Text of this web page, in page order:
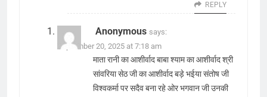
REPLY
Anonymous says:
September 20, 2025 at 7:18 am
माता रानी का आशीर्वाद बाबा श्याम का आशीर्वाद श्री
सांवरिया सेठ जी का आशीर्वाद बड़े भईया संतोष जी
विश्वकर्मा पर सदैव बना रहे ओर भगवान जी उनकी